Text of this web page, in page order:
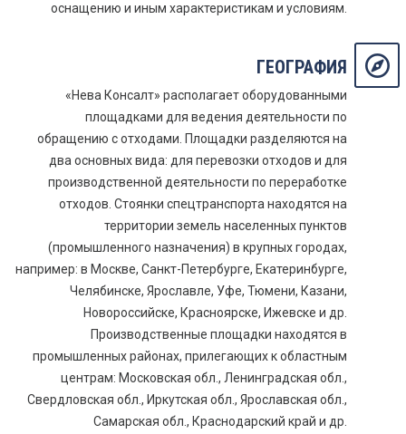
оснащению и иным характеристикам и условиям.
ГЕОГРАФИЯ
«Нева Консалт» располагает оборудованными
площадками для ведения деятельности по
обращению с отходами. Площадки разделяются на
два основных вида: для перевозки отходов и для
производственной деятельности по переработке
отходов. Стоянки спецтранспорта находятся на
территории земель населенных пунктов
(промышленного назначения) в крупных городах,
например: в Москве, Санкт-Петербурге, Екатеринбурге,
Челябинске, Ярославле, Уфе, Тюмени, Казани,
Новороссийске, Красноярске, Ижевске и др.
Производственные площадки находятся в
промышленных районах, прилегающих к областным
центрам: Московская обл., Ленинградская обл.,
Свердловская обл., Иркутская обл., Ярославская обл.,
Самарская обл., Краснодарский край и др.